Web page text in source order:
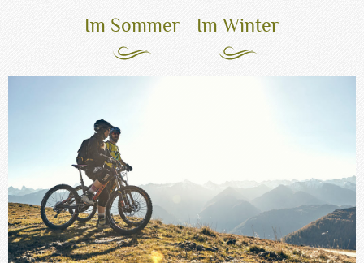
Im Sommer Im Winter